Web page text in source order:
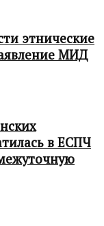
этнические
МИД
в ЕСПЧ